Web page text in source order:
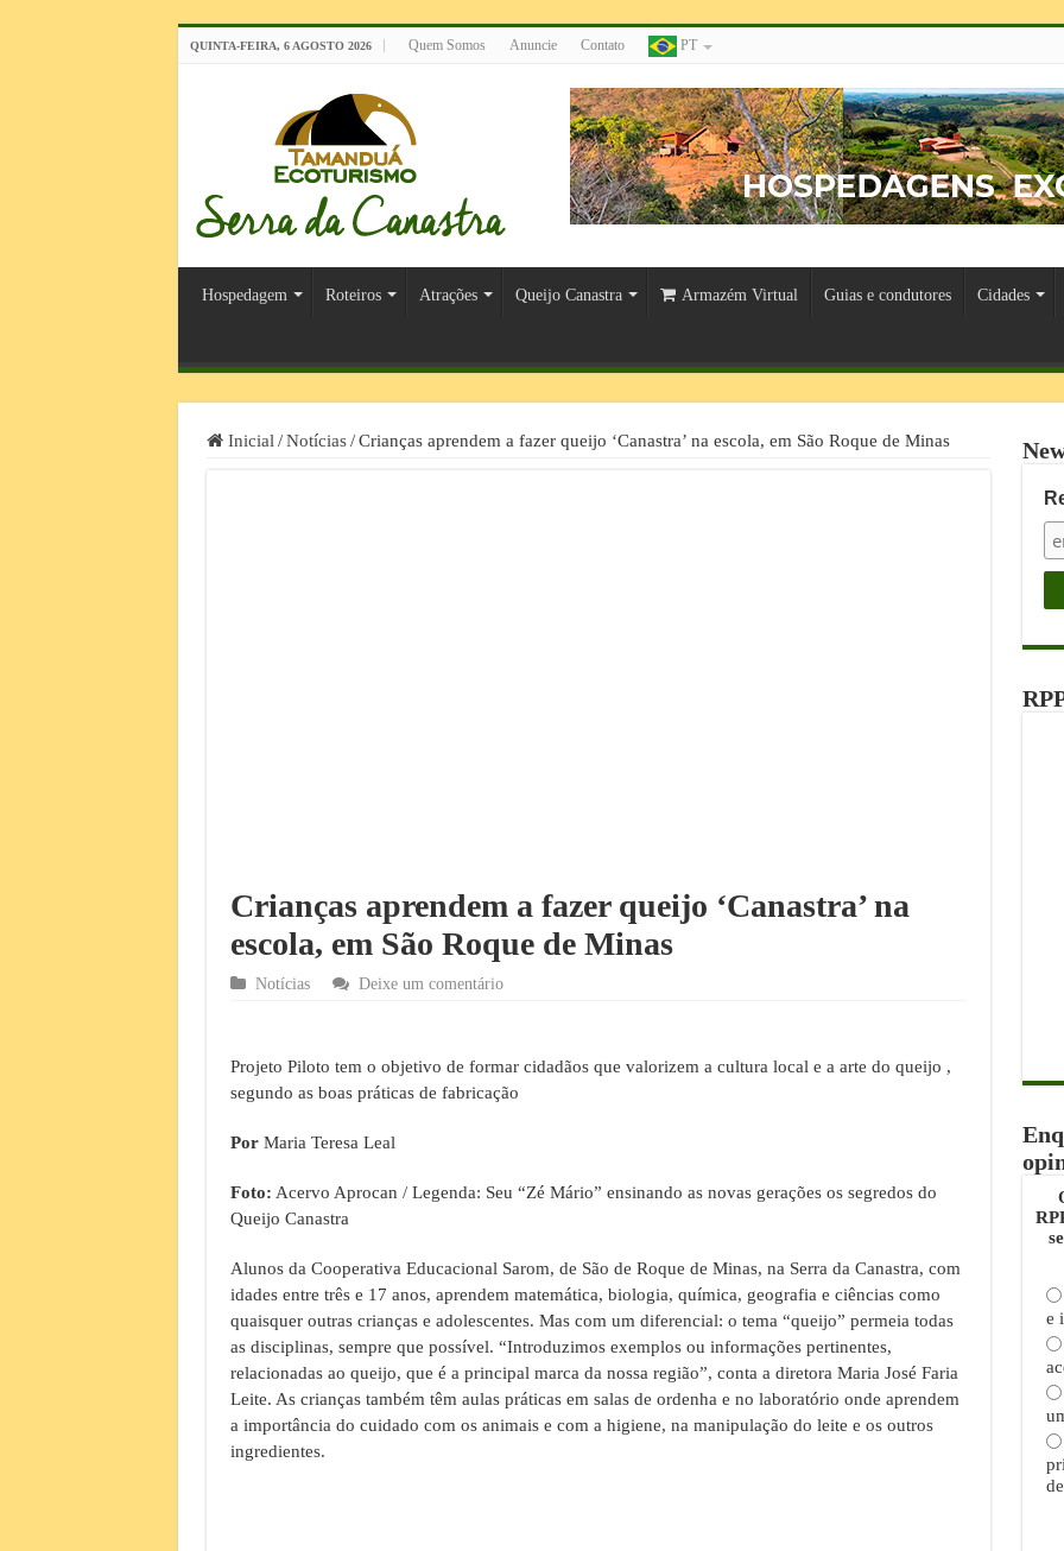
QUINTA-FEIRA, 6 AGOSTO 2026 Quem Somos Anuncie Contato PT
Hospedagem Roteiros Atrações Queijo Canastra Armazém Virtual Guias e condutores Cidades
Inicial / Notícias / Crianças aprendem a fazer queijo ‘Canastra’ na escola, em São Roque de Minas
Crianças aprendem a fazer queijo ‘Canastra’ na
escola, em São Roque de Minas
Notícias Deixe um comentário
Projeto Piloto tem o objetivo de formar cidadãos que valorizem a cultura local e a arte do queijo ,
segundo as boas práticas de fabricação
Por Maria Teresa Leal
Foto: Acervo Aprocan / Legenda: Seu “Zé Mário” ensinando as novas gerações os segredos do
Queijo Canastra
Alunos da Cooperativa Educacional Sarom, de São de Roque de Minas, na Serra da Canastra, com
idades entre três e 17 anos, aprendem matemática, biologia, química, geografia e ciências como
quaisquer outras crianças e adolescentes. Mas com um diferencial: o tema “queijo” permeia todas
as disciplinas, sempre que possível. “Introduzimos exemplos ou informações pertinentes,
relacionadas ao queijo, que é a principal marca da nossa região”, conta a diretora Maria José Faria
Leite. As crianças também têm aulas práticas em salas de ordenha e no laboratório onde aprendem
a importância do cuidado com os animais e com a higiene, na manipulação do leite e os outros
ingredientes.
e